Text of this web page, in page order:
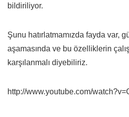
bildiriliyor.
Şunu hatırlatmamızda fayda var,
aşamasında ve bu özelliklerin
karşılanmalı diyebiliriz.
http://www.youtube.com/